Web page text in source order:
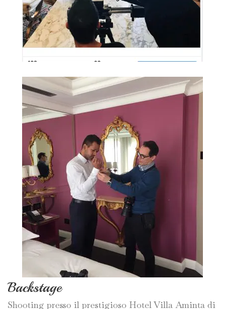
Backstage
Shooting presso il prestigioso Hotel Villa Aminta di